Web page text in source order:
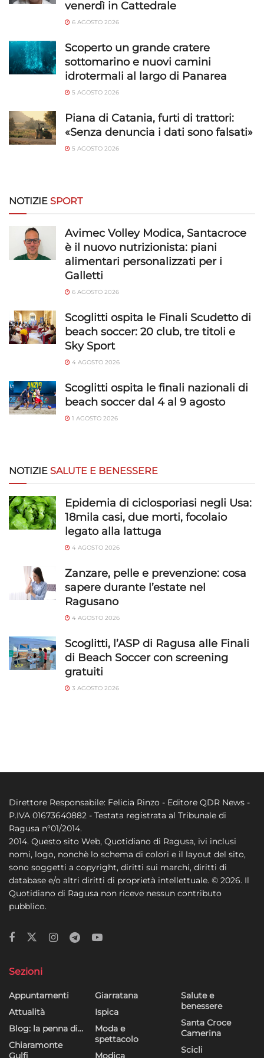
Funzionalità
Abbinare e combinare dati provenienti da altre
Identificare i dispositivi in base alle informazioni
trasmesse automaticamente.
Utilizzare dati di geolocalizzazione precisi,
richieste attivamente.
Garantire la sicurezza, prevenire e
privacy.
venerdì in Cattedrale
6 AGOSTO 2026
Scoperto un grande cratere
sottomarino e nuovi camini
idrotermali al largo di Panarea
5 AGOSTO 2026
Piana di Catania, furti di trattori:
«Senza denuncia i dati sono falsati»
5 AGOSTO 2026
NOTIZIE SPORT
Avimec Volley Modica, Santacroce
è il nuovo nutrizionista: piani
alimentari personalizzati per i
Galletti
6 AGOSTO 2026
Scoglitti ospita le Finali Scudetto di
beach soccer: 20 club, tre titoli e
Sky Sport
4 AGOSTO 2026
Scoglitti ospita le finali nazionali di
beach soccer dal 4 al 9 agosto
1 AGOSTO 2026
NOTIZIE SALUTE E BENESSERE
Epidemia di ciclosporiasi negli Usa:
18mila casi, due morti, focolaio
legato alla lattuga
4 AGOSTO 2026
Zanzare, pelle e prevenzione: cosa
sapere durante l’estate nel
Ragusano
4 AGOSTO 2026
Scoglitti, l’ASP di Ragusa alle Finali
di Beach Soccer con screening
gratuiti
3 AGOSTO 2026
Direttore Responsabile: Felicia Rinzo - Editore QDR News -
P.IVA 01673640882 - Testata registrata al Tribunale di
Ragusa n°01/2014.
2014. Questo sito Web, Quotidiano di Ragusa, ivi inclusi
nomi, logo, nonchè lo schema di colori e il layout del sito,
sono soggetti a copyright, diritti sui marchi, diritti di
database e/o altri diritti di proprietà intellettuale. © 2026. Il
Quotidiano di Ragusa non riceve nessun contributo
pubblico.
Sezioni
Appuntamenti
Attualità
Blog: la penna di…
Chiaramonte
Gulfi
Giarratana
Ispica
Moda e
spettacolo
Modica
Salute e
benessere
Santa Croce
Camerina
Scicli